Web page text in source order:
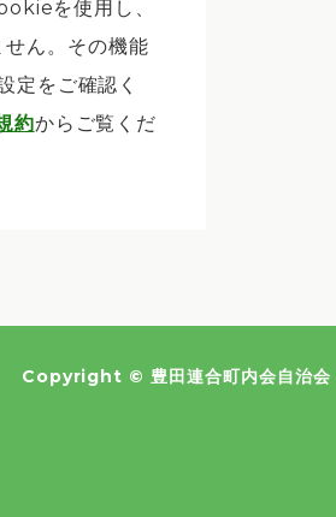
を使用し、
ん。その機能
定をご確認く
約からご覧くだ
Copyright ©豊田連合町内会自治会